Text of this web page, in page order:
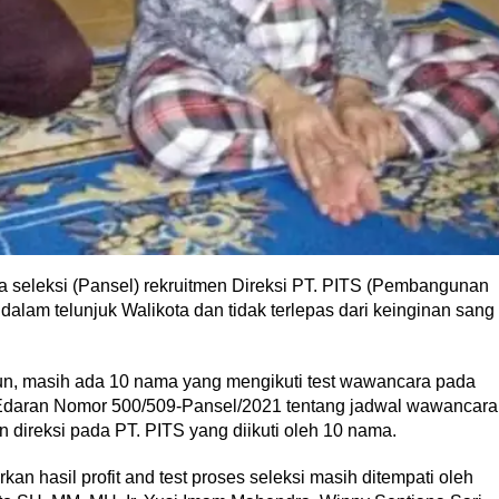
(Pansel) rekruitmen Direksi PT. PITS (Pembangunan
telunjuk Walikota dan tidak terlepas dari keinginan sang
masih ada 10 nama yang mengikuti test wawancara pada
Nomor 500/509-Pansel/2021 tentang jadwal wawancara
pada PT. PITS yang diikuti oleh 10 nama.
hasil profit and test proses seleksi masih ditempati oleh